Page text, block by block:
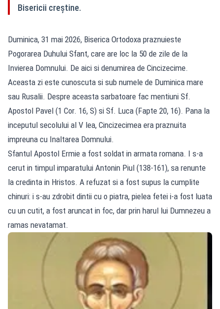
Bisericii creștine.
Duminica, 31 mai 2026, Biserica Ortodoxa praznuieste
Pogorarea Duhului Sfant, care are loc la 50 de zile de la
Invierea Domnului. De aici si denumirea de Cincizecime.
Aceasta zi este cunoscuta si sub numele de Duminica mare
sau Rusalii. Despre aceasta sarbatoare fac mentiuni Sf.
Apostol Pavel (1 Cor. 16, S) si Sf. Luca (Fapte 20, 16). Pana la
inceputul secolului al V lea, Cincizecimea era praznuita
impreuna cu Inaltarea Domnului.
Sfantul Apostol Ermie a fost soldat in armata romana. I s-a
cerut in timpul imparatului Antonin Piul (138-161), sa renunte
la credinta in Hristos. A refuzat si a fost supus la cumplite
chinuri: i s-au zdrobit dintii cu o piatra, pielea fetei i-a fost luata
cu un cutit, a fost aruncat in foc, dar prin harul lui Dumnezeu a
ramas nevatamat.